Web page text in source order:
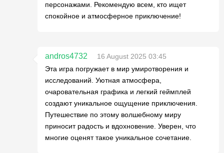
персонажами. Рекомендую всем, кто ищет
спокойное и атмосферное приключение!
andros4732
16 August 2025 03:45
Эта игра погружает в мир умиротворения и
исследований. Уютная атмосфера,
очаровательная графика и легкий геймплей
создают уникальное ощущение приключения.
Путешествие по этому волшебному миру
приносит радость и вдохновение. Уверен, что
многие оценят такое уникальное сочетание.